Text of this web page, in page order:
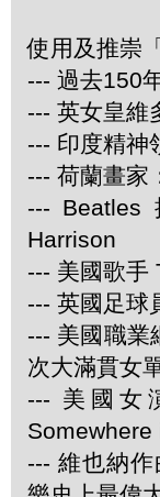
使用及推崇
--- 過去150
--- 英女皇維
--- 印度精神
--- 荷蘭畫家
--- Beatles
Harrison
--- 美國歌手
--- 英國足球
--- 美國職業
次大滿貫女
--- 美國女
Somewhere
--- 維也納